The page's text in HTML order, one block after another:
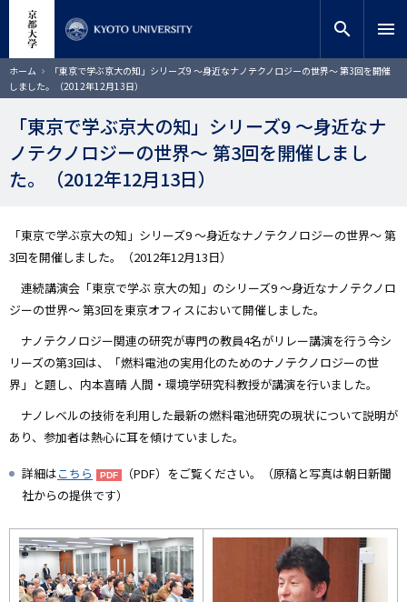
コ
ン
テ
に
移
動
サイト内検索
検索
search menu
ホーム
「東京で学ぶ京大の知」シリーズ9 ～身近なナノテクノロジーの世界～ 第3回を開催
しました。（2012年12月13日）
「東京で学ぶ京大の知」シリーズ9 ～身近なナ
ノテクノロジーの世界～ 第3回を開催しまし
た。（2012年12月13日）
「東京で学ぶ京大の知」シリーズ9 ～身近なナノテクノロジーの世界～ 第
3回を開催しました。（2012年12月13日）
連続講演会「東京で学ぶ 京大の知」のシリーズ9 ～身近なナノテクノロ
ジーの世界～ 第3回を東京オフィスにおいて開催しました。
ナノテクノロジー関連の研究が専門の教員4名がリレー講演を行う今シ
リーズの第3回は、「燃料電池の実用化のためのナノテクノロジーの世
界」と題し、内本喜晴 人間・環境学研究科教授が講演を行いました。
ナノレベルの技術を利用した最新の燃料電池研究の現状について説明が
あり、参加者は熱心に耳を傾けていました。
詳細はこちら
（PDF）をご覧ください。（原稿と写真は朝日新聞
社からの提供です）